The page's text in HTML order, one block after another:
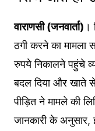
वाराणसी (जनवार्ता) ।
ठगी करने का मामला
रुपये निकालने पहुंचे
बदल दिया और खाते
पीड़ित ने मामले की
जानकारी के अनुसार,